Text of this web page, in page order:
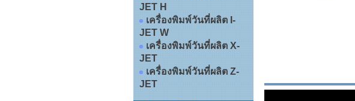
JET H
เครื่องพิมพ์วันที่ผลิต I-
JET W
เครื่องพิมพ์วันที่ผลิต X-
JET
เครื่องพิมพ์วันที่ผลิต Z-
JET